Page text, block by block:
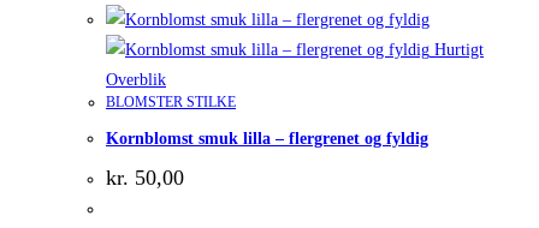
Hurtigt
Overblik
BLOMSTER STILKE
Kornblomst smuk lilla – flergrenet og fyldig
kr. 50,00